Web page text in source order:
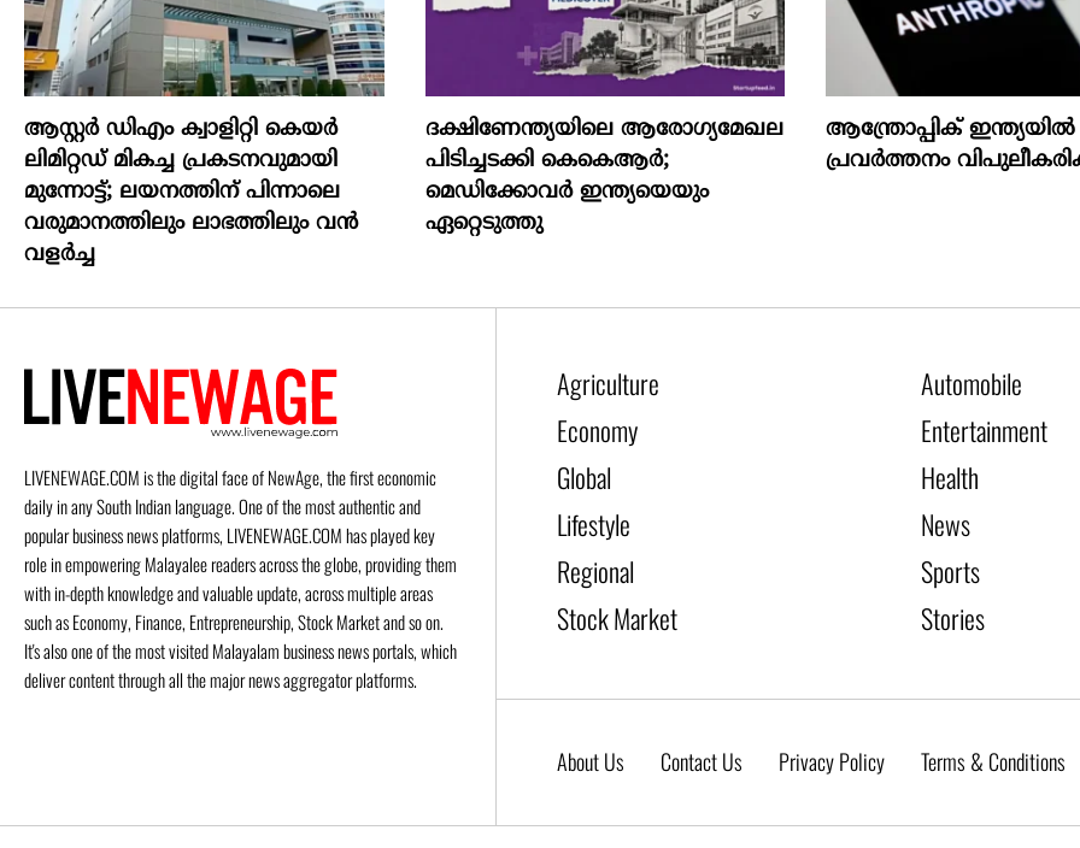
ആസ്റ്റർ ഡിഎം ക്വാളിറ്റി കെയർ
ലിമിറ്റഡ് മികച്ച പ്രകടനവുമായി
മുന്നോട്ട്; ലയനത്തിന് പിന്നാലെ
വരുമാനത്തിലും ലാഭത്തിലും വൻ
വളർച്ച
ദക്ഷിണേന്ത്യയിലെ ആരോഗ്യമേഖല
പിടിച്ചടക്കി കെകെആർ;
മെഡിക്കോവർ ഇന്ത്യയെയും
ഏറ്റെടുത്തു
ആന്ത്രോപ്പിക് ഇന്ത്യയില്‍
പ്രവര്‍ത്തനം
LIVENEWAGE.COM is the digital face of NewAge, the first economic
daily in any South Indian language. One of the most authentic and
popular business news platforms, LIVENEWAGE.COM has played key
role in empowering Malayalee readers across the globe, providing them
with in-depth knowledge and valuable update, across multiple areas
such as Economy, Finance, Entrepreneurship, Stock Market and so on.
It's also one of the most visited Malayalam business news portals, which
deliver content through all the major news aggregator platforms.
Agriculture Automobile
Economy
Entertainment
Global
Health
Lifestyle
News
Regional
Sports
Stock Market
Stories
About Us Contact Us Privacy Policy Terms & Conditions